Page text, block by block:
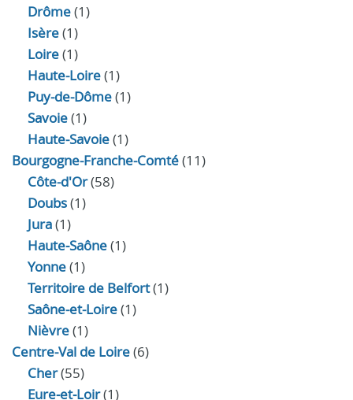
Drôme(1)
Isère(1)
Loire(1)
Haute-Loire(1)
Puy-de-Dôme(1)
Savoie(1)
Haute-Savoie(1)
Bourgogne-Franche-Comté(11)
Côte-d'Or(58)
Doubs(1)
Jura(1)
Haute‑Saône(1)
Yonne(1)
Territoire de Belfort(1)
Saône-et-Loire(1)
Nièvre(1)
Centre-Val de Loire(6)
Cher(55)
Eure‑et‑Loir(1)